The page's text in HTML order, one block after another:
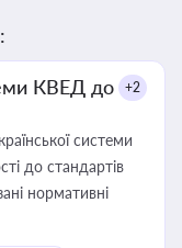
КВЕД до
+2
системи
до стандартів
нормативні